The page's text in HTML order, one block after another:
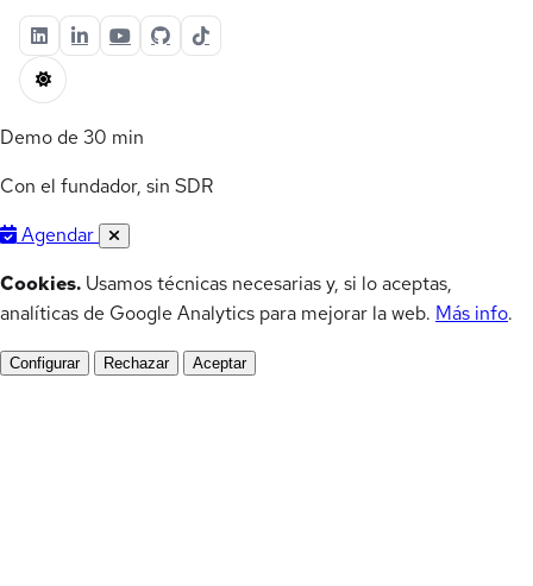
Demo de 30 min
Con el fundador, sin SDR
Agendar
Cookies. Usamos técnicas necesarias y, si lo aceptas,
analíticas de Google Analytics para mejorar la web. Más info.
Configurar Rechazar Aceptar